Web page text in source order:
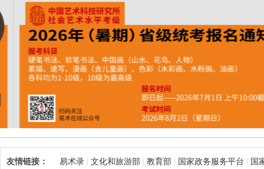
友情链接： 易术录 文化和旅游部 教育部 国家政务服务平台 国